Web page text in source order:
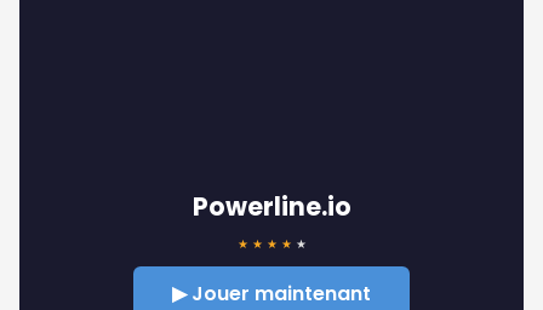
Powerline.io
★ ★ ★ ★ ★
▶ Jouer maintenant